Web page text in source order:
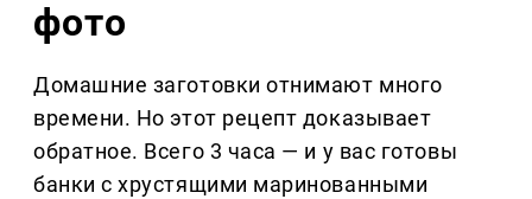
фото
Домашние заготовки отнимают много
времени. Но этот рецепт доказывает
обратное. Всего 3 часа — и у вас готовы
банки с хрустящими маринованными